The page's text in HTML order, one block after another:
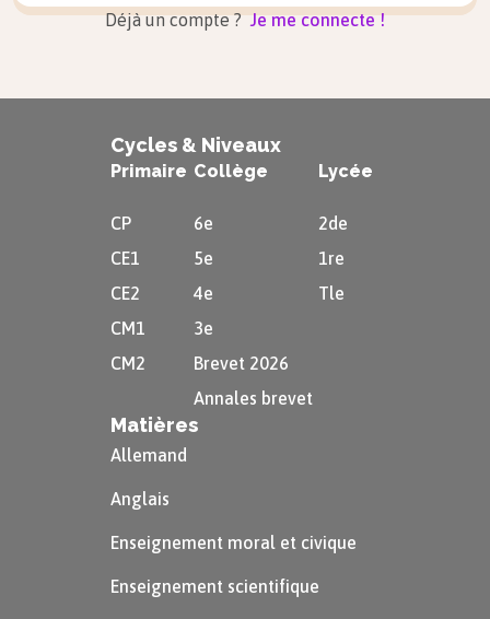
Déjà un compte ? Je me connecte !
Cycles & Niveaux
Primaire
CP
CE1
CE2
CM1
CM2
Collège
6e
5e
4e
3e
Brevet 2026
Annales brevet
Lycée
2de
1re
Tle
Matières
Allemand
Anglais
Enseignement moral et civique
Enseignement scientifique